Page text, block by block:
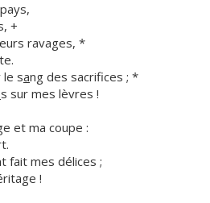
+
ravages, *
le sang des sacrifices ; *
s sur mes lèvres !
et ma coupe :
fait mes délices ;
!